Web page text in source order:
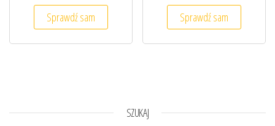
Sprawdź sam Sprawdź sam
SZUKAJ